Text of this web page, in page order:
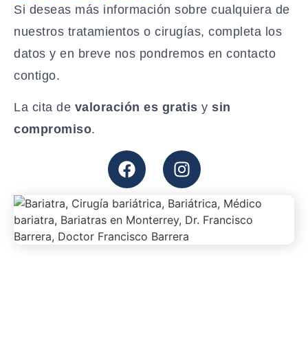
Si deseas más información sobre cualquiera de
nuestros tratamientos o cirugías, completa los
datos y en breve nos pondremos en contacto
contigo.
La cita de valoración es gratis y sin
compromiso.